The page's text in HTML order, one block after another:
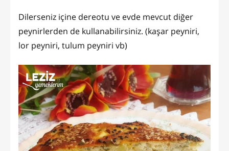
Dilerseniz içine dereotu ve evde mevcut diğer
peynirlerden de kullanabilirsiniz. (kaşar peyniri,
lor peyniri, tulum peyniri vb)